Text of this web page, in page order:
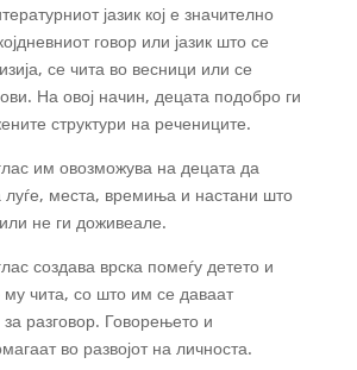
јазик кој е значително
говор или јазик што се
се чита во весници или се
На овој начин, децата подобро ги
структури на речениците.
им овозможува на децата да
луѓе, места, времиња и настани што
не ги доживеале.
создава врска помеѓу детето и
му чита, со што им се даваат
разговор. Говорењето и
во развојот на личноста.